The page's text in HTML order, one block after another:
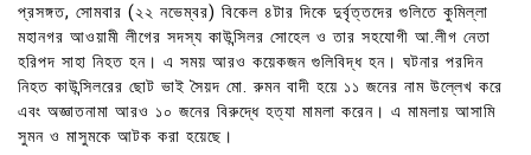
প্রসঙ্গত, সোমবার (২২ নভেম্বর) বিকেল ৪টার দিকে দুর্বৃত্তদের গুলিতে কুমিল্লা
মহানগর আওয়ামী লীগের সদস্য কাউন্সিলর সোহেল ও তার সহযোগী আ.লীগ নেতা
হরিপদ সাহা নিহত হন। এ সময় আরও কয়েকজন গুলিবিদ্ধ হন। ঘটনার পরদিন
নিহত কাউন্সিলরের ছোট ভাই সৈয়দ মো. রুমন বাদী হয়ে ১১ জনের নাম উল্লেখ করে
এবং অজ্ঞাতনামা আরও ১০ জনের বিরুদ্ধে হত্যা মামলা করেন। এ মামলায় আসামি
সুমন ও মাসুমকে আটক করা হয়েছে।